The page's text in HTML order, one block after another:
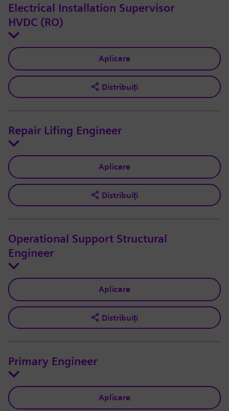
Electrical Installation Supervisor
HVDC (RO)
Aplicare
Distribuiți
Repair Lifing Engineer
Aplicare
Distribuiți
Operational Support Structural
Engineer
Aplicare
Distribuiți
Primary Engineer
Aplicare